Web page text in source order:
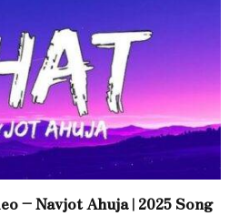
– Navjot Ahuja | 2025 Song